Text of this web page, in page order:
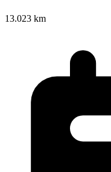
13.023 km